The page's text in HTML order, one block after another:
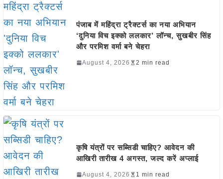
पंजाब में महिंद्रा ट्रैक्टर्स का नया अभियान
‘दुनिया विच इक्को ललकार’ लॉन्च, सुखबीर सिंह
और परमिश वर्मा बने चेहरा
August 4, 2026 2 min read
कृषि यंत्रों पर सब्सिडी चाहिए? आवेदन की
आखिरी तारीख 4 अगस्त, जल्द करें अप्लाई
August 4, 2026 1 min read